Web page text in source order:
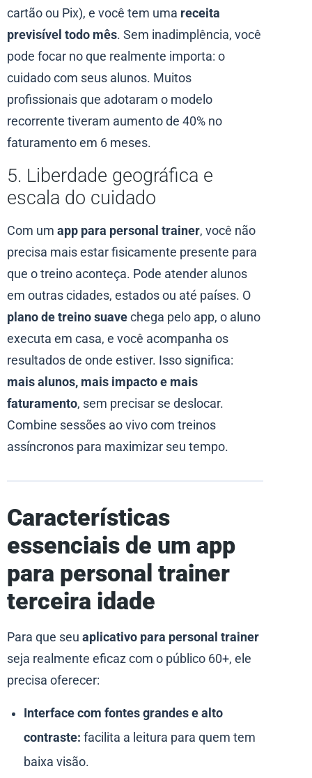
cartão ou Pix), e você tem uma receita
previsível todo mês. Sem inadimplência, você
pode focar no que realmente importa: o
cuidado com seus alunos. Muitos
profissionais que adotaram o modelo
recorrente tiveram aumento de 40% no
faturamento em 6 meses.
5. Liberdade geográfica e
escala do cuidado
Com um app para personal trainer, você não
precisa mais estar fisicamente presente para
que o treino aconteça. Pode atender alunos
em outras cidades, estados ou até países. O
plano de treino suave chega pelo app, o aluno
executa em casa, e você acompanha os
resultados de onde estiver. Isso significa:
mais alunos, mais impacto e mais
faturamento, sem precisar se deslocar.
Combine sessões ao vivo com treinos
assíncronos para maximizar seu tempo.
Características
essenciais de um app
para personal trainer
terceira idade
Para que seu aplicativo para personal trainer
seja realmente eficaz com o público 60+, ele
precisa oferecer:
Interface com fontes grandes e alto
contraste: facilita a leitura para quem tem
baixa visão.